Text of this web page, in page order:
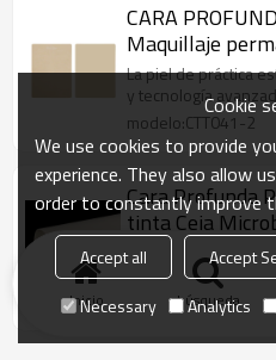
CARA
Maquillaje
Microblading
ceja blanca
La piel de práctica
y tecnología
modelo:CTT041-2
Cara Profunda
tinta Ceja
tinta PMU
cejas
Beauty
La piel Practice
científico y
modelo:CTT016
Inicio búsqueda
Cookie
We use cookies to provide
experience. They also allow
order to constantly improve
Accept all Accept
Necessary
Analytics